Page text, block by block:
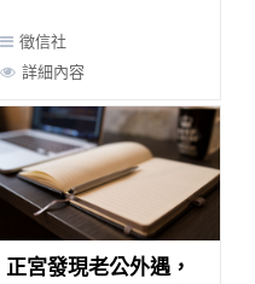
徵信社
詳細內容
正宮發現老公外遇，